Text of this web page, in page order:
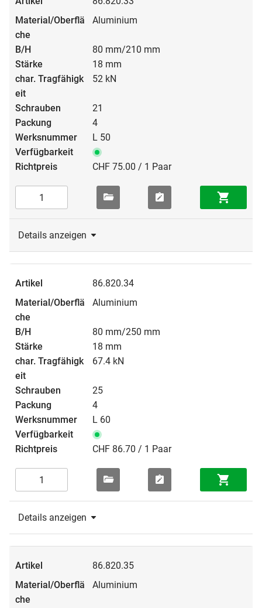
Aluminium
80 mm/210 mm
18 mm
52 kN
21
4
L 50
CHF 75.00 / 1 Paar
Details anzeigen
86.820.34
Aluminium
80 mm/250 mm
18 mm
67.4 kN
25
4
L 60
CHF 86.70 / 1 Paar
Details anzeigen
86.820.35
Aluminium